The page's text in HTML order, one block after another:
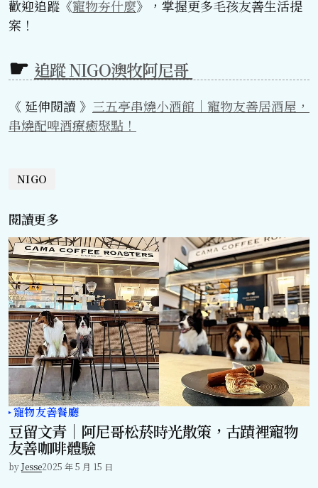
歡迎追蹤《寵物夯什麼》，掌握更多毛孩友善生活提
案！
追蹤 NIGO澳牧阿尼哥
《 延伸閱讀 》 三五亭串燒小酒館｜寵物友善居酒屋，
串燒配啤酒療癒聚點！
NIGO
閱讀更多
寵物友善餐廳
豆留文青｜阿尼哥松菸時光散策，古蹟裡寵物
友善咖啡體驗
byJesse2025 年 5 月 15 日